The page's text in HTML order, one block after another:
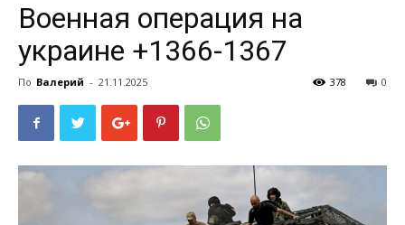
сам
Военная операция на
украине +1366-1367
По Валерий - 21.11.2025 0
378